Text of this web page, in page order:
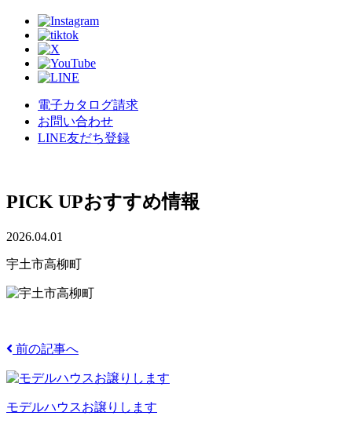
電子カタログ請求
お問い合わせ
LINE友だち登録
PICK UPおすすめ情報
2026.04.01
宇土市高柳町
前の記事へ
モデルハウスお譲りします